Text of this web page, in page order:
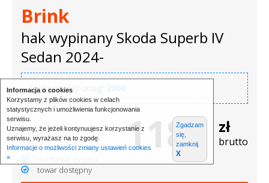
Informacja o cookies
Korzystamy z plików cookies w celach
statystycznych i umożliwienia funkcjonowania
serwisu.
Uznajemy, że jeżeli kontynuujesz korzystanie z
serwisu, wyrażasz na to zgodę.
Informacje o możliwości zmiany ustawień cookies
»
Zgadzam
się,
zamknij
X
Brink
hak wypinany Skoda Superb IV
Sedan 2024-
maksymalny uciąg: 2000
1181 zł
brutto
towar dostępny